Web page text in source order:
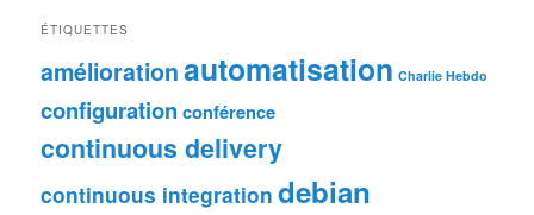
ÉTIQUETTES
améliorationautomatisation Charlie Hebdo
configuration conférence
continuous delivery
continuous integration debian